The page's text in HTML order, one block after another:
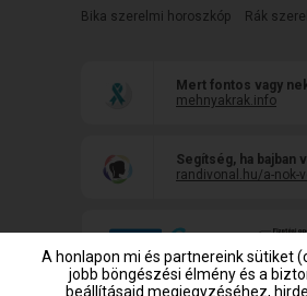
Bika szerelmi horoszkóp
Rák
Mert fontos vagy
mehnyakrak.info
Segítség, ha bajban
randivonal.hu/a-nok-
A honlapon mi és partnereink sütiket
jobb böngészési élmény és a
beállításaid megjegyzéséhez,